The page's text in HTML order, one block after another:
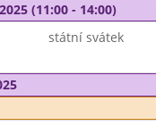
(11:00 - 14:00)
státní svátek